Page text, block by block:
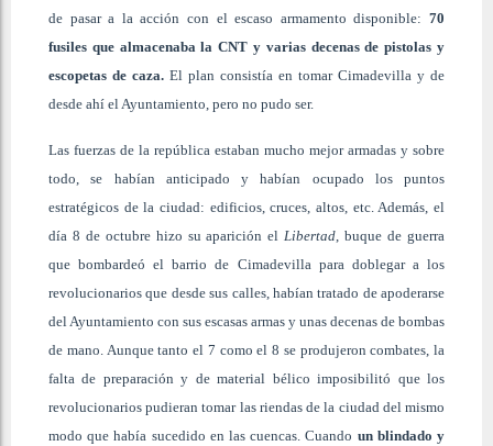
de pasar a la acción con el escaso armamento disponible: 70
fusiles que almacenaba la CNT y varias decenas de pistolas y
escopetas de caza. El plan consistía en tomar Cimadevilla y de
desde ahí el Ayuntamiento, pero no pudo ser.
Las fuerzas de la república estaban mucho mejor armadas y sobre
todo, se habían anticipado y habían ocupado los puntos
estratégicos de la ciudad: edificios, cruces, altos, etc. Además, el
día 8 de octubre hizo su aparición elLibertad, buque de guerra
que bombardeó el barrio de Cimadevilla para doblegar a los
revolucionarios que desde sus calles, habían tratado de apoderarse
del Ayuntamiento con sus escasas armas y unas decenas de bombas
de mano. Aunque tanto el 7 como el 8 se produjeron combates, la
falta de preparación y de material bélico imposibilitó que los
revolucionarios pudieran tomar las riendas de la ciudad del mismo
modo que había sucedido en las cuencas. Cuando un blindado y